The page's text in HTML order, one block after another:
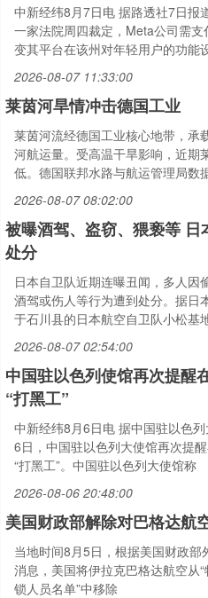
中新经纬8月7日电 据路透社7日报
一家法院周四裁定，Meta公司需
变其平台在该州对年轻用户的功能
2026-08-07 11:33:00
莱茵河旱情冲击德国工业
莱茵河流经德国工业核心地带，承
河航运量。受高温干旱影响，近期
低。德国联邦水路与航运管理局数
2026-08-07 08:02:00
被曝酒驾、盗窃、猥亵等 日
处分
日本自卫队近期连曝丑闻，多人因
酒驾或伤人等行为遭到处分。据日
于石川县的日本航空自卫队小松基
2026-08-07 02:54:00
中国驻以色列使馆再次提醒
“打黑工”
中新经纬8月6日电 据中国驻以色列
6日，中国驻以色列大使馆再次提
“打黑工”。中国驻以色列大使馆称
2026-08-06 20:48:00
美国财政部解除对巴格达航
当地时间8月5日，根据美国财政部
消息，美国将伊拉克巴格达航空从
锁人员名单”中移除